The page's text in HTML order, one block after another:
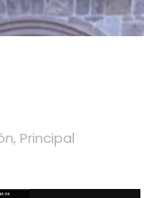
, Principal